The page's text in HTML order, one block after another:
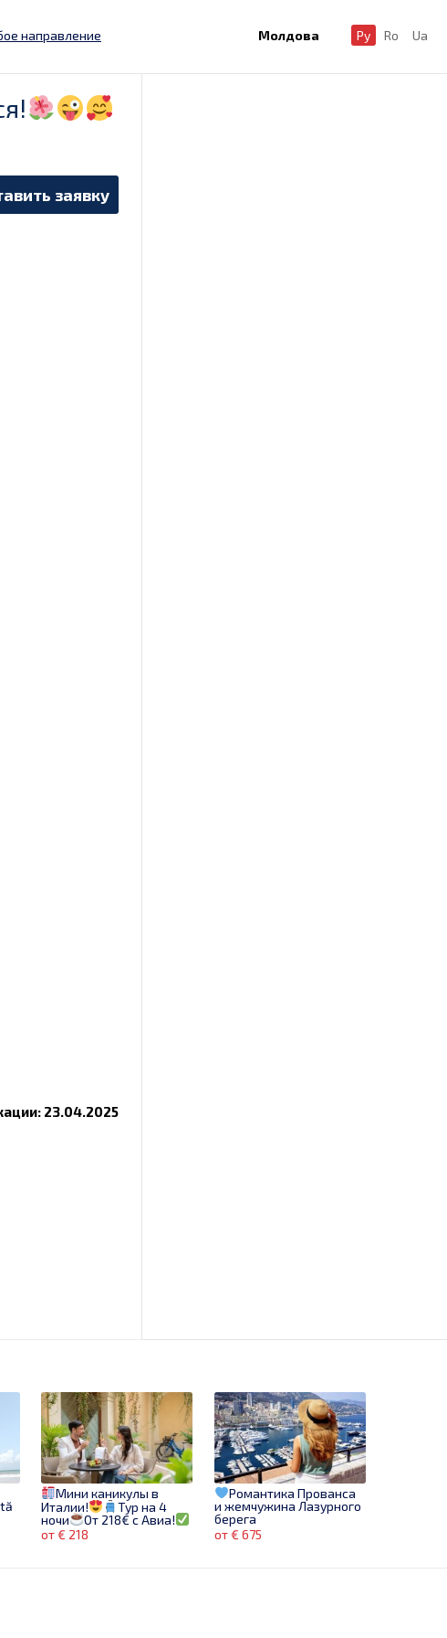
направление Молдова Ру Ro Ua
заявку
23.04.2025
Мини каникулы в
Италии!
Тур на 4
ночи
От 218€ с Авиа!
Звони сейчас!
от € 218
Романтика Прованса
и жемчужина Лазурного
берега
от € 675